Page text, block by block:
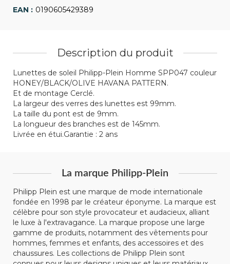
0190605429389
Description du produit
Lunettes de soleil Philipp-Plein Homme SPP047 couleur
HONEY/BLACK/OLIVE HAVANA PATTERN.
Et de montage Cerclé.
La largeur des verres des lunettes est 99mm.
La taille du pont est de 9mm.
La longueur des branches est de 145mm.
Livrée en étui.Garantie : 2 ans
La marque Philipp-Plein
Philipp Plein est une marque de mode internationale
fondée en 1998 par le créateur éponyme. La marque est
célèbre pour son style provocateur et audacieux, alliant
le luxe à l'extravagance. La marque propose une large
gamme de produits, notamment des vêtements pour
hommes, femmes et enfants, des accessoires et des
chaussures. Les collections de Philipp Plein sont